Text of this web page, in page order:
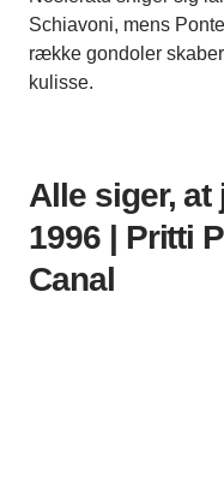
Schiavoni, mens
række gondoler
kulisse.
Alle siger, at
1996 | Pritti
Canal